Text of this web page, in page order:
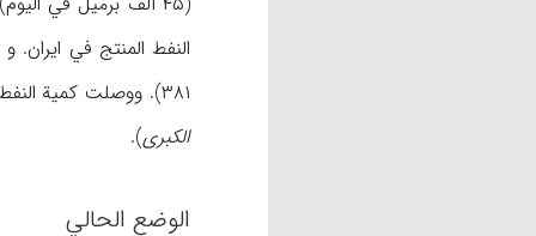
النفط المنتج في ایران. و في عام ۱۹۶۵م بدأ العمل بمد أکبر خط للأنابیب بقطر ۱۰۷ سم من آغاجاري
۳۸۱). ووصلت کمیة النفط المستخرجة من آغاجاري عام ۱۹۶۶م إلی ۳ملیارات برمیل و بذلک سجلت رقماً قیاسیاً جدیداً (
الکبری).
الوضع الحالي